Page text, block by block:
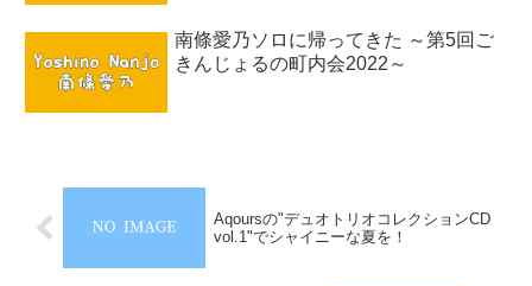
南條愛乃ソロに帰ってきた ～第5回ご
きんじょるの町内会2022～
Aqoursの"デュオトリオコレクションCD
vol.1"でシャイニーな夏を！